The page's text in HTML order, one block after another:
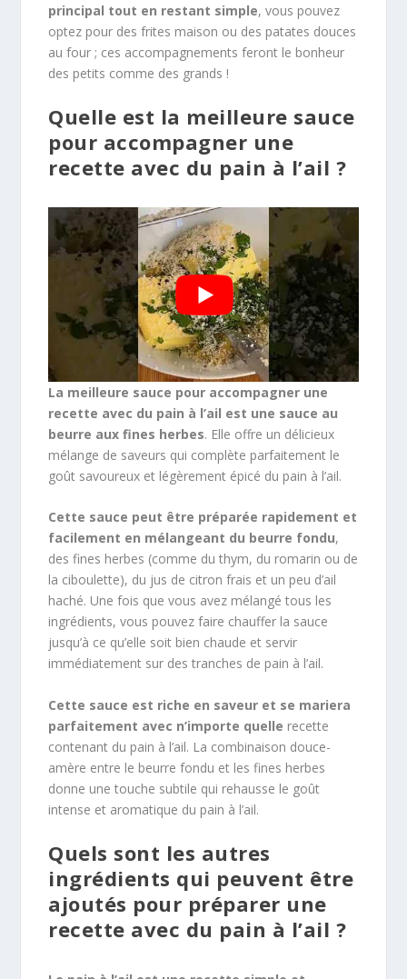
principal tout en restant simple, vous pouvez
optez pour des frites maison ou des patates douces
au four ; ces accompagnements feront le bonheur
des petits comme des grands !
Quelle est la meilleure sauce
pour accompagner une
recette avec du pain à l’ail ?
La meilleure sauce pour accompagner une
recette avec du pain à l’ail est une sauce au
beurre aux fines herbes. Elle offre un délicieux
mélange de saveurs qui complète parfaitement le
goût savoureux et légèrement épicé du pain à l’ail.
Cette sauce peut être préparée rapidement et
facilement en mélangeant du beurre fondu,
des fines herbes (comme du thym, du romarin ou de
la ciboulette), du jus de citron frais et un peu d’ail
haché. Une fois que vous avez mélangé tous les
ingrédients, vous pouvez faire chauffer la sauce
jusqu’à ce qu’elle soit bien chaude et servir
immédiatement sur des tranches de pain à l’ail.
Cette sauce est riche en saveur et se mariera
parfaitement avec n’importe quelle recette
contenant du pain à l’ail. La combinaison douce-
amère entre le beurre fondu et les fines herbes
donne une touche subtile qui rehausse le goût
intense et aromatique du pain à l’ail.
Quels sont les autres
ingrédients qui peuvent être
ajoutés pour préparer une
recette avec du pain à l’ail ?